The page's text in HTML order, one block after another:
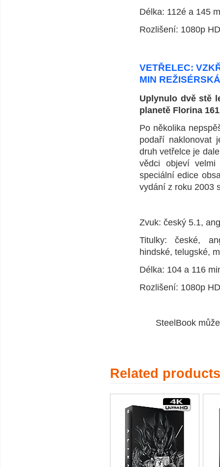
Délka: 112é a 145
Rozlišení: 1080p
VETŘELEC:
MIN
Uplynulo dvě stě
planetě Florina
Po několika
podaří naklonovat
druh vetřelce je
vědci objeví
speciální edice
vydání z roku 2003
Zvuk: český 5.1,
Titulky: české,
hindské, telugské,
Délka: 104 a 116
Rozlišení: 1080p
SteelBook
Related products